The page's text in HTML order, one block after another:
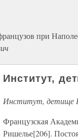
при
Институт,
Институт, детище
Французская
Ришелье[206].